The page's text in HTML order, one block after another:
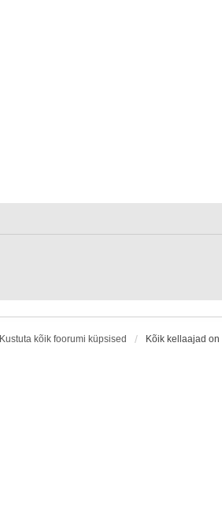
Kustuta kõik foorumi küpsised Kõik kellaajad on